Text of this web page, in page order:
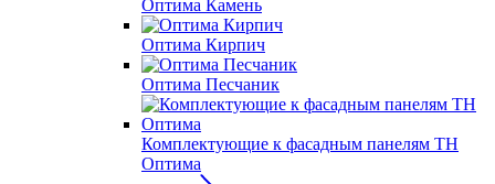
Оптима Камень
Оптима Кирпич
Оптима Песчаник
Комплектующие к фасадным панелям ТН
Оптима